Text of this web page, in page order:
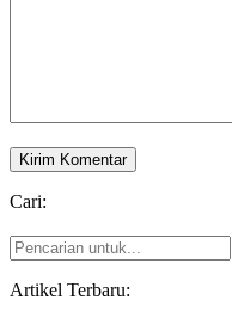
Cari:
Pencarian
untuk...
Artikel Terbaru: